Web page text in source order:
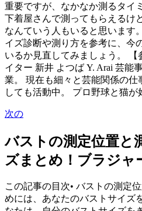
重要ですが、なかなか測るタイ
下着屋さんで測ってもらえる
なんていう人もいると思います
イズ診断や測り方を参考に、今
いるか見直してみましょう。 【
イター 新井 よつば Y. Arai 芸能
業。 現在も細々と芸能関係の仕
しても活動中。 プロ野球と猫が
次の
バストの測定位置と
ズまとめ！ブラジャ
この記事の目次• バストの測定
めには、あなたのバストサイズ